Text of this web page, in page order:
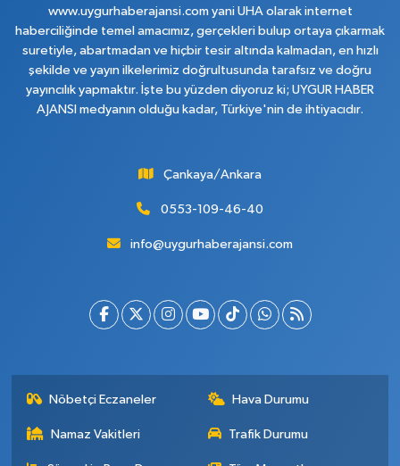
www.uygurhaberajansi.com yani UHA olarak internet
haberciliğinde temel amacımız, gerçekleri bulup ortaya çıkarmak
suretiyle, abartmadan ve hiçbir tesir altında kalmadan, en hızlı
şekilde ve yayın ilkelerimiz doğrultusunda tarafsız ve doğru
yayıncılık yapmaktır. İşte bu yüzden diyoruz ki; UYGUR HABER
AJANSI medyanın olduğu kadar, Türkiye'nin de ihtiyacıdır.
Çankaya/Ankara
0553-109-46-40
info@uygurhaberajansi.com
Nöbetçi Eczaneler Hava Durumu
Namaz Vakitleri Trafik Durumu